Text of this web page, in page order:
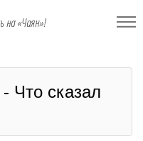
на «Чаян»!
Что сказал